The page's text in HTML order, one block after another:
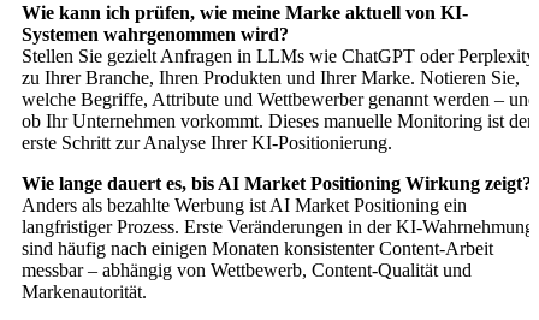
Wie kann ich prüfen, wie meine Marke aktuell von KI-
Systemen wahrgenommen wird?
Stellen Sie gezielt Anfragen in LLMs wie ChatGPT oder Perplexity
zu Ihrer Branche, Ihren Produkten und Ihrer Marke. Notieren Sie,
welche Begriffe, Attribute und Wettbewerber genannt werden – und
ob Ihr Unternehmen vorkommt. Dieses manuelle Monitoring ist der
erste Schritt zur Analyse Ihrer KI-Positionierung.
Wie lange dauert es, bis AI Market Positioning Wirkung zeigt?
Anders als bezahlte Werbung ist AI Market Positioning ein
langfristiger Prozess. Erste Veränderungen in der KI-Wahrnehmung
sind häufig nach einigen Monaten konsistenter Content-Arbeit
messbar – abhängig von Wettbewerb, Content-Qualität und
Markenautorität.